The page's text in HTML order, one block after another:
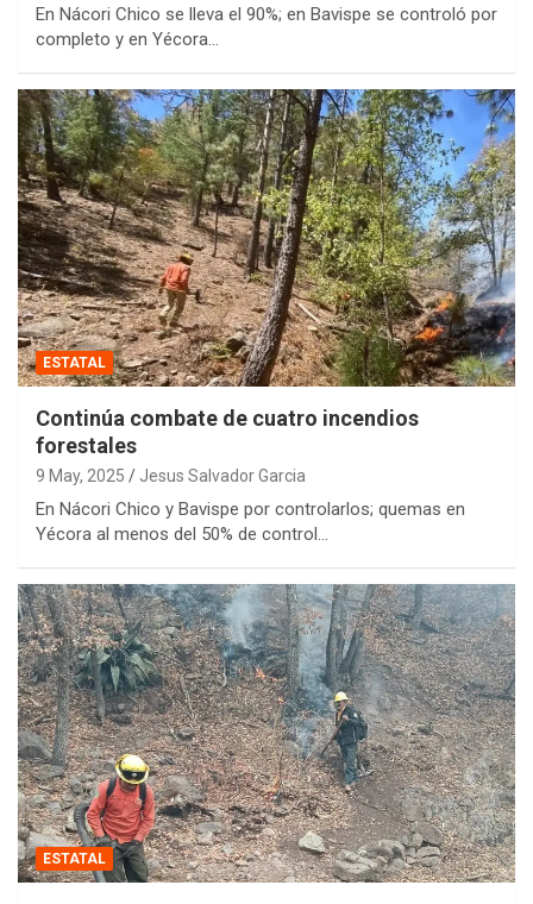
En Nácori Chico se lleva el 90%; en Bavispe se controló por
completo y en Yécora…
ESTATAL
Continúa combate de cuatro incendios
forestales
9 May, 2025 Jesus Salvador Garcia
En Nácori Chico y Bavispe por controlarlos; quemas en
Yécora al menos del 50% de control…
ESTATAL